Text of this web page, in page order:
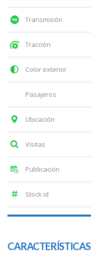
Transmisión
Tracción
Color exterior
Pasajeros
Ubicación
Visitas
Publicación
Stock id
CARACTERÍSTICAS